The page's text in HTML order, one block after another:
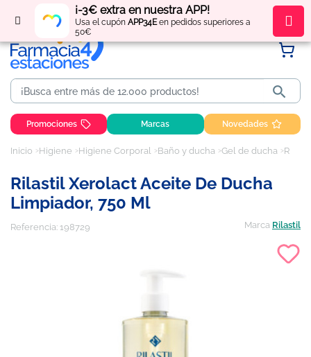
¡-3€ extra en nuestra APP!
Usa el cupón APP34Een pedidos superiores a
50€
Regístratey obténpuntos por tus compras

Promociones Marcas Novedades
Inicio Higiene Higiene Corporal Baño y ducha Gel de ducha
Rilastil Xerolact Aceite De Ducha
Limpiador, 750 Ml
Referencia: 198729 Marca Rilastil